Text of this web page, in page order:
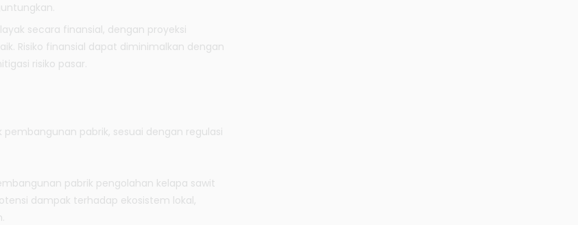
secara finansial, dengan proyeksi
Risiko finansial dapat diminimalkan dengan
risiko pasar.
pabrik, sesuai dengan regulasi
pabrik pengolahan kelapa sawit
dampak terhadap ekosistem lokal,